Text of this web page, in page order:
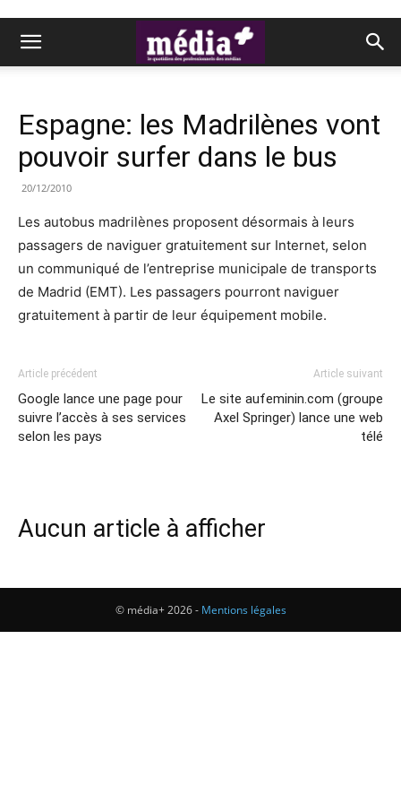
Espagne: les Madrilènes vont
pouvoir surfer dans le bus
20/12/2010
Les autobus madrilènes proposent désormais à leurs
passagers de naviguer gratuitement sur Internet, selon
un communiqué de l’entreprise municipale de transports
de Madrid (EMT). Les passagers pourront naviguer
gratuitement à partir de leur équipement mobile.
Article précédent
Google lance une page pour
suivre l’accès à ses services
selon les pays
Article suivant
Le site aufeminin.com (groupe
Axel Springer) lance une web
télé
Aucun article à afficher
© média+ 2026 - Mentions légales